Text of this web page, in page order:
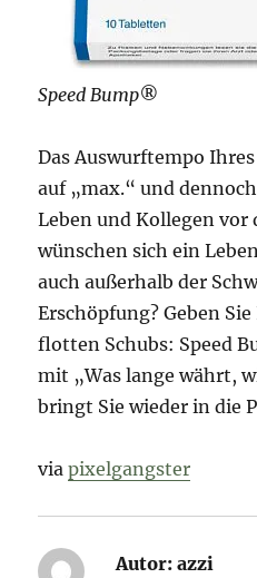
Speed Bump®
Das Auswurftempo
auf „max.“ und
Leben und Kollegen vor
wünschen sich ein
auch außerhalb der
Erschöpfung? Geben
flotten Schubs: Speed
mit „Was lange währt,
bringt Sie wieder in die
viapixelgangster
Autor: azzi